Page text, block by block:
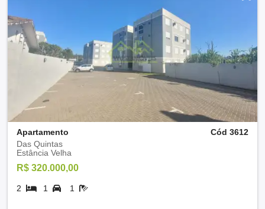
Apartamento
Cód 3612
Das Quintas
Estância Velha
R$ 320.000,00
2 1 1